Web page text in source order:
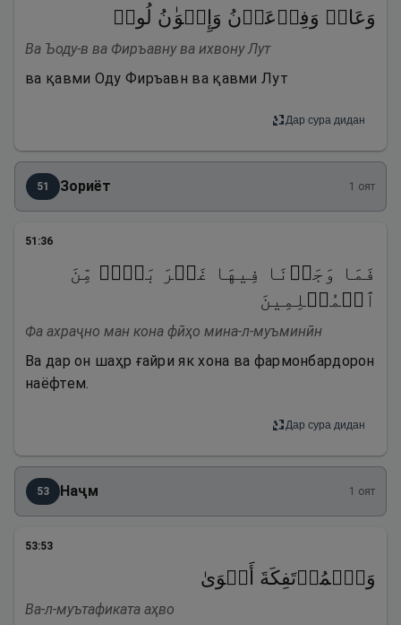
وَعَادࣱ وَفِرۡعَوۡنُ وَإِخۡوَ ٰ⁠نُ لُوطࣲ
Ва Ъоду-в ва Фиръавну ва ихвону Лут
ва қавми Оду Фиръавн ва қавми Лут
Дар сура дидан
51 Зориёт 1 оят
51 :36
فَمَا وَجَدۡنَا فِیهَا غَیۡرَ بَیۡتࣲ مِّنَ
ٱلۡمُسۡلِمِینَ
Фа ахраҷно ман кона фӣҳо мина-л-муъминӣн
Ва дар он шаҳр ғайри як хона ва фармонбардорон
наёфтем.
Дар сура дидан
53 Наҷм 1 оят
53:53
وَٱلۡمُؤۡتَفِكَةَ أَهۡوَىٰ
Ва-л-муътафиката аҳво